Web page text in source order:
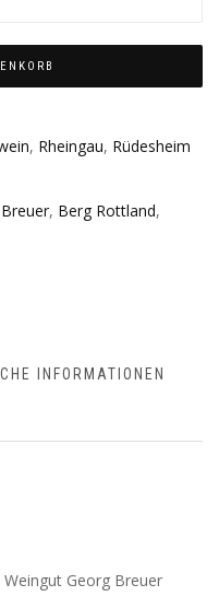
, Rheingau, Rüdesheim
, Berg Rottland,
INFORMATIONEN
Georg Breuer